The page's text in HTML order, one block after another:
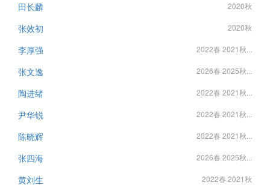
田长麟 2020秋
张效初 2020秋
李厚强 2022春 2021秋...
张文逸 2026春 2025秋...
陶进绪 2022春 2021秋...
尹华锐 2022春 2021秋...
陈晓辉 2022春 2021秋...
张四海 2026春 2025秋...
黄刘生 2022春 2021秋